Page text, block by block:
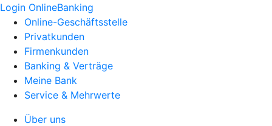
Login OnlineBanking
Online-Geschäftsstelle
Privatkunden
Firmenkunden
Banking & Verträge
Meine Bank
Service & Mehrwerte
Über uns